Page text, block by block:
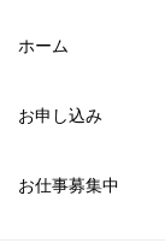
ホーム
お申し込み
お仕事募集中